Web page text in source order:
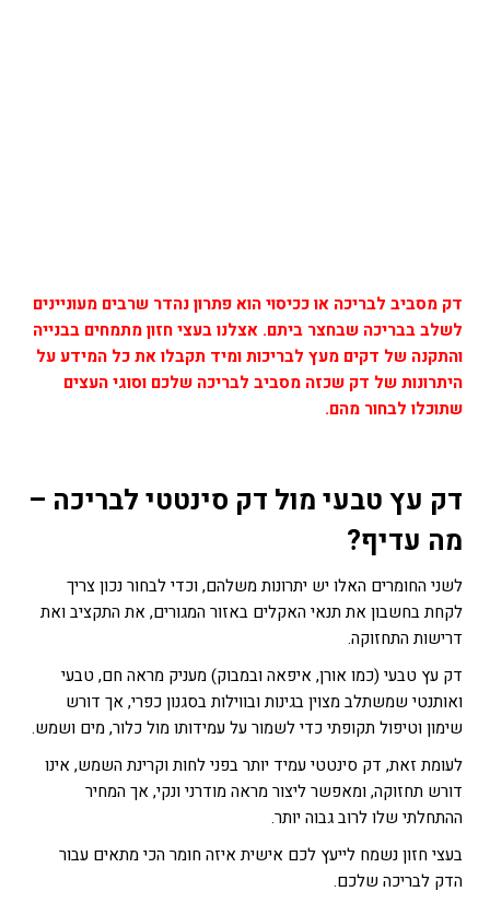
דק מסביב לבריכה או ככיסוי הוא פתרון נהדר שרבים מעוניינים
לשלב בבריכה שבחצר ביתם. אצלנו בעצי חזון מתמחים בבנייה
והתקנה של דקים מעץ לבריכות ומיד תקבלו את כל המידע על
היתרונות של דק שכזה מסביב לבריכה שלכם וסוגי העצים
שתוכלו לבחור מהם.
דק עץ טבעי מול דק סינטטי לבריכה –
מה עדיף?
לשני החומרים האלו יש יתרונות משלהם, וכדי לבחור נכון צריך
לקחת בחשבון את תנאי האקלים באזור המגורים, את התקציב ואת
דרישות התחזוקה.
דק עץ טבעי (כמו אורן, איפאה ובמבוק) מעניק מראה חם, טבעי
ואותנטי שמשתלב מצוין בגינות ובווילות בסגנון כפרי, אך דורש
שימון וטיפול תקופתי כדי לשמור על עמידותו מול כלור, מים ושמש.
לעומת זאת, דק סינטטי עמיד יותר בפני לחות וקרינת השמש, אינו
דורש תחזוקה, ומאפשר ליצור מראה מודרני ונקי, אך המחיר
ההתחלתי שלו לרוב גבוה יותר.
בעצי חזון נשמח לייעץ לכם אישית איזה חומר הכי מתאים עבור
הדק לבריכה שלכם.